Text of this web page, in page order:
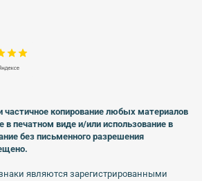
частичное копирование любых материалов
в печатном виде и/или использование в
без письменного разрешения
являются зарегистрированными